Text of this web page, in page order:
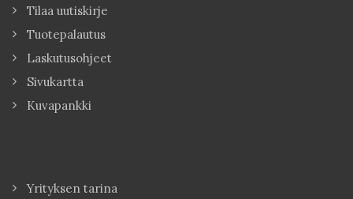
Tilaa uutiskirje
Tuotepalautus
Laskutusohjeet
Sivukartta
Kuvapankki
Yrityksen tarina